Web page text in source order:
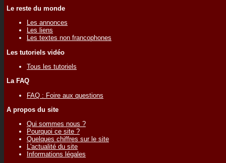
Le reste du monde
Les annonces
Les liens
Les textes non francophones
Les tutoriels vidéo
Tous les tutoriels
La FAQ
FAQ : Foire aux questions
A propos du site
Qui sommes nous ?
Pourquoi ce site ?
Quelques chiffres sur le site
L'actualité du site
Informations légales